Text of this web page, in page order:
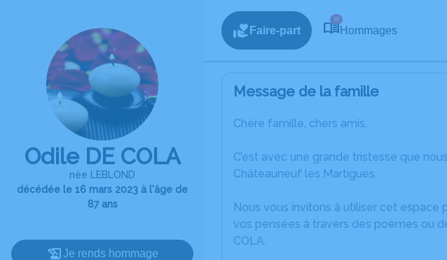
Odile DE COLA
née LEBLOND
décédée le 16 mars 2023 à l'âge de
87 ans
Je rends hommage
Faire-part
10
Hommages
Message de la famille
Chère famille, chers amis,
C’est avec une grande tristesse que
Châteauneuf les Martigues.
Nous vous invitons à utiliser cet
vos pensées à travers des poèmes ou
COLA.